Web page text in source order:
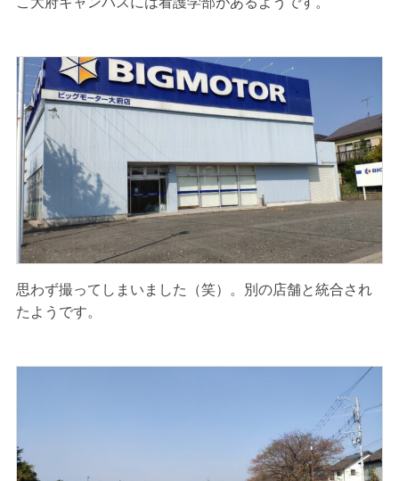
思わず撮ってしまいました（笑）。別の店舗と統合され
たようです。